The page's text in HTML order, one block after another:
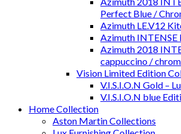
Perfect Blue /
Azimuth LE.V12
Azimuth INTENSE
Azimuth 2018
cappuccino /
Vision Limited Edition
V.I.S.I.O.N Gold –
V.I.S.I.O.N blue
Home Collection
Aston Martin Collections